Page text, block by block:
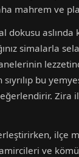
mahrem ve
simalarla
bu
ve